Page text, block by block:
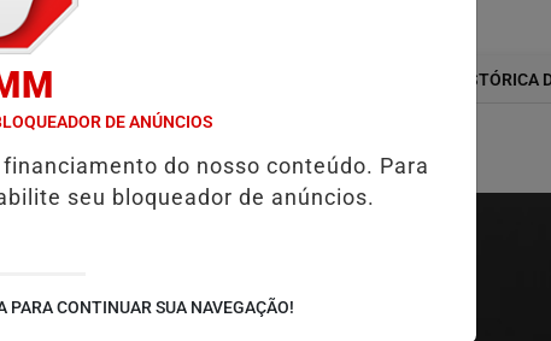
NOTÍCIAS
E CERCA DE 500 PESSOAS EM INAUGURAÇÃO HISTÓRICA DE
DE ANÚNCIOS
do nosso conteúdo. Para
seu bloqueador de anúncios.
PARA CONTINUAR SUA NAVEGAÇÃO!